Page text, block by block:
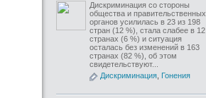
Дискриминация со стороны
общества и правительственных
органов усилилась в 23 из 198
стран (12 %), стала слабее в 12
странах (6 %) и ситуация
осталась без изменений в 163
странах (82 %), об этом
свидетельствуют...
Дискриминация Гонения